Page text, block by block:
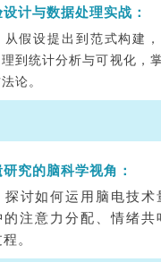
计与数据处理实战：
从假设提出到范式构建
到统计分析与可视化，
论。
究的脑科学视角：
探讨如何运用脑电技术
的注意力分配、情绪共
。